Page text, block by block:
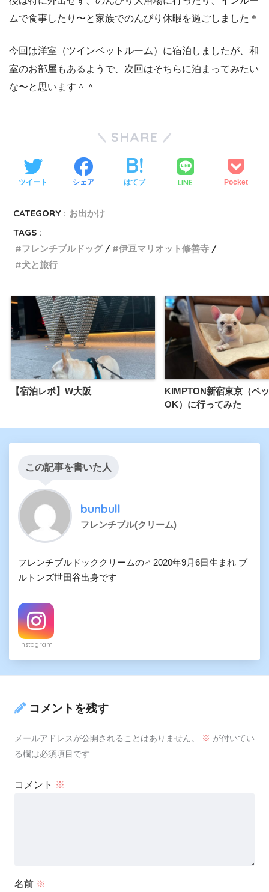
ムで食事したり〜と家族でのんびり休暇を過ごしました＊
今回は洋室（ツインベットルーム）に宿泊しましたが、和
室のお部屋もあるようで、次回はそちらに泊まってみたい
な〜と思います＾＾
SHARE
ツイート シェア はてブ LINE Pocket
CATEGORY : お出かけ
TAGS :
フレンチブルドッグ
伊豆マリオット修善寺
犬と旅行
【宿泊レポ】W大阪
KIMPTON新宿東京（ペ
OK）に行ってみた
この記事を書いた人
bunbull
フレンチブル(クリーム)
フレンチブルドッククリームの♂ 2020年9月6日生まれ ブ
ルトンズ世田谷出身です
Instagram
コメントを残す
メールアドレスが公開されることはありません。 ※ が付いてい
る欄は必須項目です
コメント ※
名前 ※